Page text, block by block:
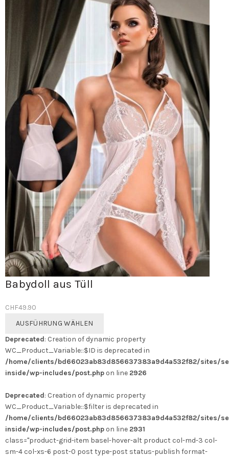
Babydoll aus Tüll
CHF49.90
AUSFÜHRUNG WÄHLEN
weist
mehrere
Varianten
auf.
Optionen
können
auf
der
Produktseite
gewählt
Deprecated: Creation of dynamic property
WC_Product_Variable::$ID is deprecated in
/home/clients/bd66023ab83d856637383a9d4a532f82/sites/
inside/wp-includes/post.php on line 2926
Deprecated: Creation of dynamic property
WC_Product_Variable::$filter is deprecated in
/home/clients/bd66023ab83d856637383a9d4a532f82/sites/
inside/wp-includes/post.php on line 2931
class="product-grid-item basel-hover-alt product col-md-3 col-
sm-4 col-xs-6 post-0 post type-post status-publish format-